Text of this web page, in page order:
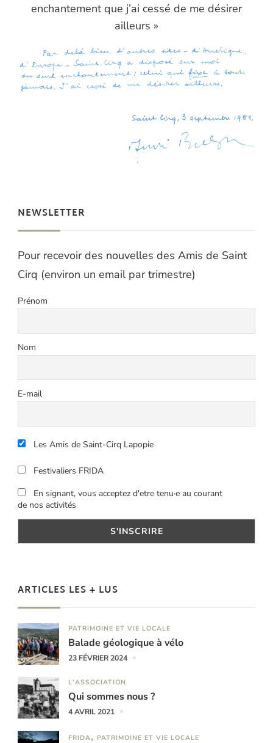
enchantement que j’ai cessé de me désirer
ailleurs »
NEWSLETTER
Pour recevoir des nouvelles des Amis de Saint
Cirq (environ un email par trimestre)
Prénom
Nom
E-mail
Les Amis de Saint-Cirq Lapopie
Festivaliers FRIDA
En signant, vous acceptez d'etre tenu·e au courant
de nos activités
ARTICLES LES + LUS
PATRIMOINE ET VIE LOCALE
Balade géologique à vélo
23 FÉVRIER 2024
L'ASSOCIATION
Qui sommes nous ?
4 AVRIL 2021
FRIDA PATRIMOINE ET VIE LOCALE